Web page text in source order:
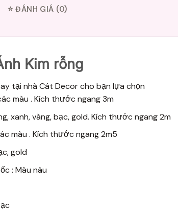
⭐ ĐÁNH GIÁ (0)
Kim rỗng
tại nhà Cát Decor cho bạn lựa chọn
màu . Kích thước ngang 3m
xanh, vàng, bạc, gold. Kích thước ngang 2m
màu . Kích thước ngang 2m5
gold
: Màu nâu